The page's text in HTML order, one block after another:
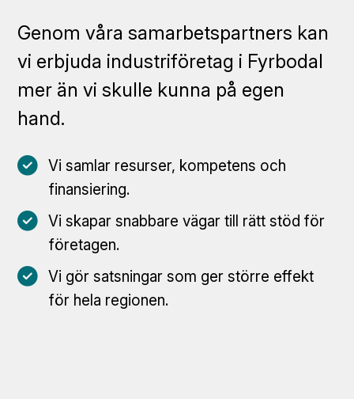
Genom våra samarbetspartners kan
vi erbjuda industriföretag i Fyrbodal
mer än vi skulle kunna på egen
hand.
Vi samlar resurser, kompetens och
finansiering.
Vi skapar snabbare vägar till rätt stöd för
företagen.
Vi gör satsningar som ger större effekt
för hela regionen.